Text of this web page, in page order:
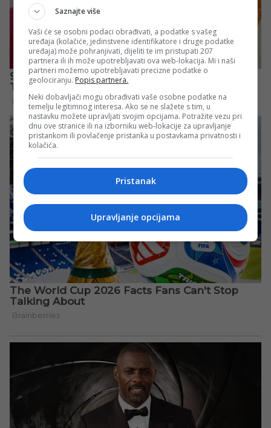
Saznajte više
Vaši će se osobni podaci obrađivati, a podatke s vašeg
uređaja (kolačiće, jedinstvene identifikatore i druge podatke
uređaja) može pohranjivati, dijeliti te im pristupati 207
partnera ili ih može upotrebljavati ova web-lokacija. Mi i naši
partneri možemo upotrebljavati precizne podatke o
geolociranju. Popis partnera.
Neki dobavljači mogu obrađivati vaše osobne podatke na
temelju legitimnog interesa. Ako se ne slažete s tim, u
nastavku možete upravljati svojim opcijama. Potražite vezu pri
dnu ove stranice ili na izborniku web-lokacije za upravljanje
pristankom ili povlačenje pristanka u postavkama privatnosti i
kolačića.
Pristanak
Upravljanje opcijama